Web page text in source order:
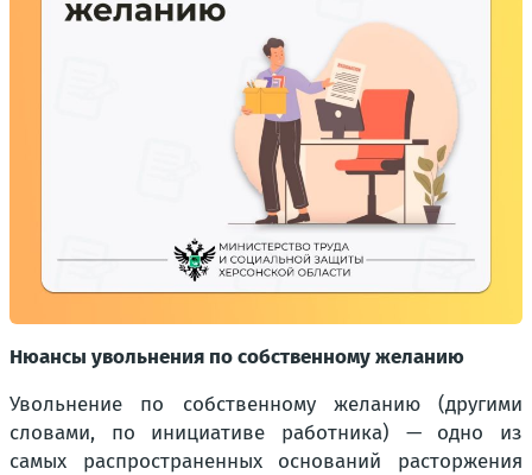
Нюансы увольнения по собственному желанию
Увольнение по собственному желанию (другими
словами, по инициативе работника) — одно из
самых распространенных оснований расторжения